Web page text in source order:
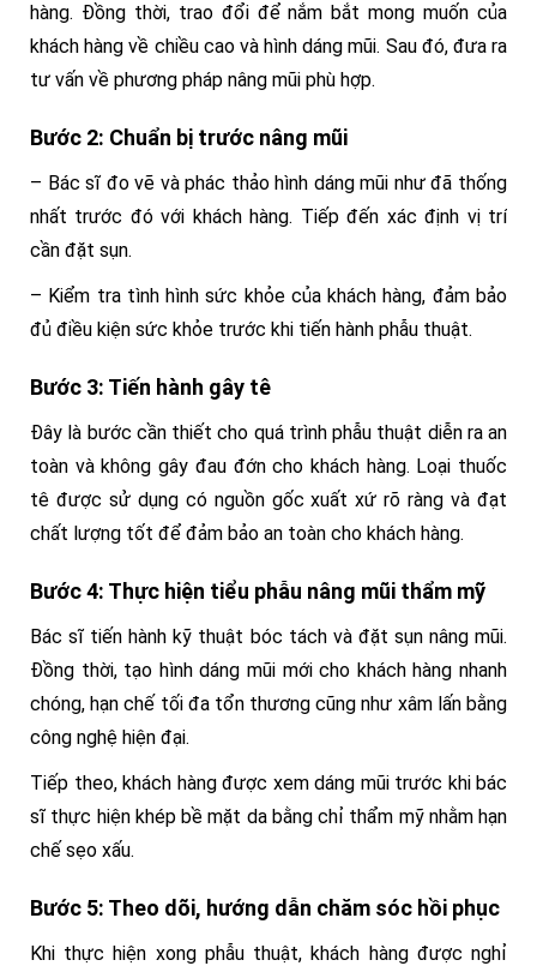
hàng. Đồng thời, trao đổi để nắm bắt mong muốn của
khách hàng về chiều cao và hình dáng mũi. Sau đó, đưa ra
tư vấn về phương pháp nâng mũi phù hợp.
Bước 2: Chuẩn bị trước nâng mũi
– Bác sĩ đo vẽ và phác thảo hình dáng mũi như đã thống
nhất trước đó với khách hàng. Tiếp đến xác định vị trí
cần đặt sụn.
– Kiểm tra tình hình sức khỏe của khách hàng, đảm bảo
đủ điều kiện sức khỏe trước khi tiến hành phẫu thuật.
Bước 3: Tiến hành gây tê
Đây là bước cần thiết cho quá trình phẫu thuật diễn ra an
toàn và không gây đau đớn cho khách hàng. Loại thuốc
tê được sử dụng có nguồn gốc xuất xứ rõ ràng và đạt
chất lượng tốt để đảm bảo an toàn cho khách hàng.
Bước 4: Thực hiện tiểu phẫu nâng mũi thẩm mỹ
Bác sĩ tiến hành kỹ thuật bóc tách và đặt sụn nâng mũi.
Đồng thời, tạo hình dáng mũi mới cho khách hàng nhanh
chóng, hạn chế tối đa tổn thương cũng như xâm lấn bằng
công nghệ hiện đại.
Tiếp theo, khách hàng được xem dáng mũi trước khi bác
sĩ thực hiện khép bề mặt da bằng chỉ thẩm mỹ nhằm hạn
chế sẹo xấu.
Bước 5: Theo dõi, hướng dẫn chăm sóc hồi phục
Khi thực hiện xong phẫu thuật, khách hàng được nghỉ